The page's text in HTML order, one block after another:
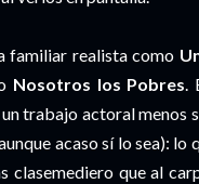
familiar realista como
Nosotros los Pobres.
trabajo actoral menos
acaso sí lo sea): lo
clasemediero que al